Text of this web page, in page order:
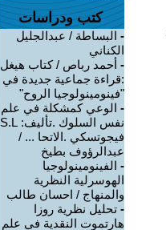
كتب ودراسات
- البساطة / عبدالجليل
الكناني
- أحمد رباص / كتاب هيغل
:قراءة جماعية جديدة في
"فينومينولوجيا الروح"
- الوعي كمشكلة في علم
فيجوتسكي .الاتحا ... /
عبدالرؤوف بطيخ
- الفينومينولوجيا
الهوسرلية النظرية
والمنهاج / احسان طالب
- تحليل نظرية روزا
هارتموت النقدية في علم